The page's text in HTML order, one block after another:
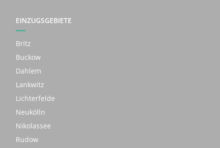
EINZUGSGEBIETE
Britz
Buckow
Dahlem
Lankwitz
Lichterfelde
Neukölln
Nikolassee
Rudow